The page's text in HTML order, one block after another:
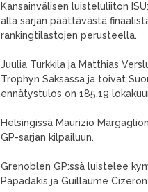
Kansainvälisen luisteluliiton
alla sarjan päättävästä
rankingtilastojen perusteella.
Juulia Turkkila ja Matthias
Trophyn Saksassa ja toivat
ennätystulos on 185,19
Helsingissä Maurizio
GP-sarjan kilpailuun.
Grenoblen GP:ssä luistelee
Papadakis ja Guillaume